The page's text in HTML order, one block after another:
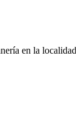
en la localidad